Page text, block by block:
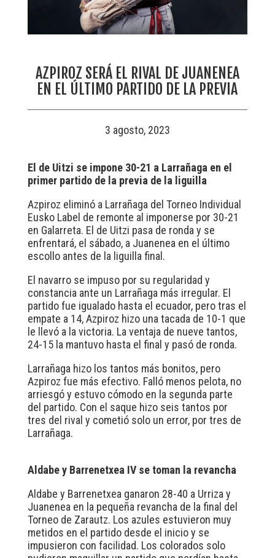
AZPIROZ SERÁ EL RIVAL DE JUANENEA
EN EL ÚLTIMO PARTIDO DE LA PREVIA
3 agosto, 2023
El de Uitzi se impone 30-21 a Larrañaga en el
primer partido de la previa de la liguilla
Azpiroz eliminó a Larrañaga del Torneo Individual
Eusko Label de remonte al imponerse por 30-21
en Galarreta. El de Uitzi pasa de ronda y se
enfrentará, el sábado, a Juanenea en el último
escollo antes de la liguilla final.
El navarro se impuso por su regularidad y
constancia ante un Larrañaga más irregular. El
partido fue igualado hasta el ecuador, pero tras el
empate a 14, Azpiroz hizo una tacada de 10-1 que
le llevó a la victoria. La ventaja de nueve tantos,
24-15 la mantuvo hasta el final y pasó de ronda.
Larrañaga hizo los tantos más bonitos, pero
Azpiroz fue más efectivo. Falló menos pelota, no
arriesgó y estuvo cómodo en la segunda parte
del partido. Con el saque hizo seis tantos por
tres del rival y cometió solo un error, por tres de
Larrañaga.
Aldabe y Barrenetxea IV se toman la revancha
Aldabe y Barrenetxea ganaron 28-40 a Urriza y
Juanenea en la pequeña revancha de la final del
Torneo de Zarautz. Los azules estuvieron muy
metidos en el partido desde el inicio y se
impusieron con facilidad. Los colorados solo